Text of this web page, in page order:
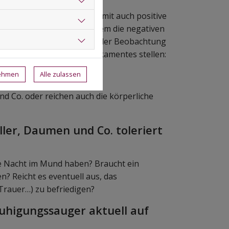
und hat somit auch positive
damit birgt vor allem die negativen
Schnullers oder bei der Beobachtung
Verwendung eines Medikamentes stellen:
Co. oder reichen auch die körperliche
Daumen und Co. toleriert
im Mund haben? Braucht ein
Reicht es eventuell aus, das
zu befriedigen?
aktuell auf
Alle zulassen